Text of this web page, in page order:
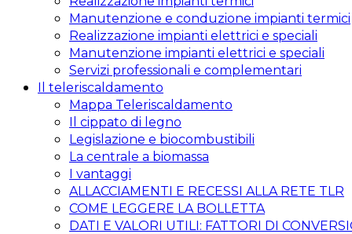
Manutenzione e conduzione impianti termici
Realizzazione impianti elettrici e speciali
Manutenzione impianti elettrici e speciali
Servizi professionali e complementari
Il teleriscaldamento
Mappa Teleriscaldamento
Il cippato di legno
Legislazione e biocombustibili
La centrale a biomassa
I vantaggi
ALLACCIAMENTI E RECESSI ALLA RETE TLR
COME LEGGERE LA BOLLETTA
DATI E VALORI UTILI: FATTORI DI